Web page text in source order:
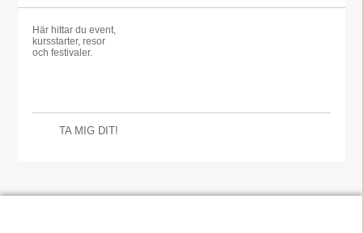
Här hittar du event,
kursstarter, resor
och festivaler.
TA MIG DIT!